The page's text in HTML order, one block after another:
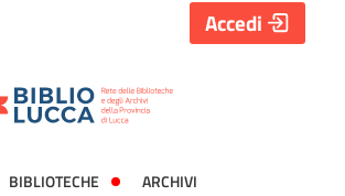
BIBLIOTECHE
ARCHIVI
Accedi